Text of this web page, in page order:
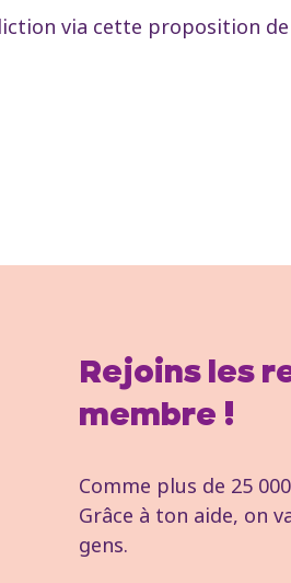
via cette proposition
Rejoins les
membre !
Comme plus de 25
Grâce à ton aide, on
gens.